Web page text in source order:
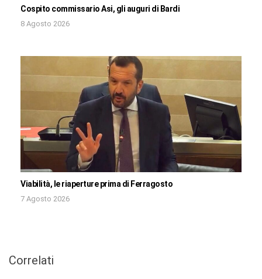
Cospito commissario Asi, gli auguri di Bardi
8 Agosto 2026
Viabilità, le riaperture prima di Ferragosto
7 Agosto 2026
Correlati